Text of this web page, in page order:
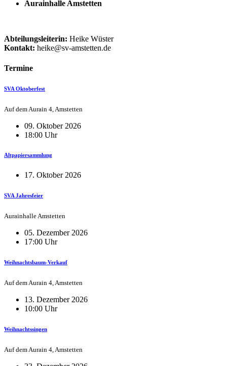
Aurainhalle Amstetten
Abteilungsleiterin: Heike Wüster
Kontakt: heike@sv-amstetten.de
Termine
SVA Oktoberfest
Auf dem Aurain 4, Amstetten
09. Oktober 2026
18:00 Uhr
Altpapiersammlung
17. Oktober 2026
SVA Jahresfeier
Aurainhalle Amstetten
05. Dezember 2026
17:00 Uhr
Weihnachtsbaum-Verkauf
Auf dem Aurain 4, Amstetten
13. Dezember 2026
10:00 Uhr
Weihnachtssingen
Auf dem Aurain 4, Amstetten